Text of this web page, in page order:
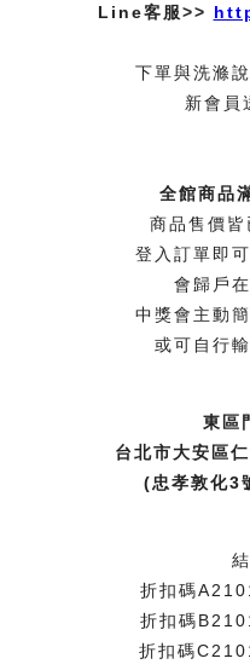
Line客服>>
下單與洗滌
新會員
全館商品
商品售價
登入訂單即
會歸戶
中獎會主動
或可自行
東區
台北市大安區
(忠孝敦化3
折扣碼
折扣碼
折扣碼